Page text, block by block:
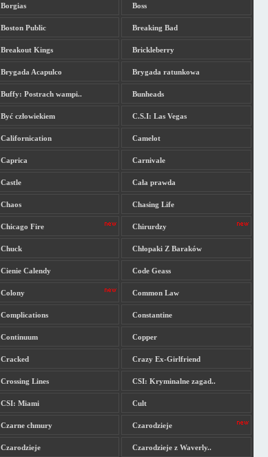
Borgias Boss
Boston Public Breaking Bad
Breakout Kings Brickleberry
Brygada Acapulco Brygada ratunkowa
Buffy: Postrach wampi.. Bunheads
Być człowiekiem C.S.I: Las Vegas
Californication Camelot
Caprica Carnivale
Castle Cała prawda
Chaos Chasing Life
Chicago Fire Chirurdzy
Chuck Chłopaki Z Baraków
Cienie Calendy Code Geass
Colony Common Law
Complications Constantine
Continuum Copper
Cracked Crazy Ex-Girlfriend
Crossing Lines CSI: Kryminalne zagad..
CSI: Miami Cult
Czarne chmury Czarodzieje
Czarodzieje Czarodzieje z Waverly..